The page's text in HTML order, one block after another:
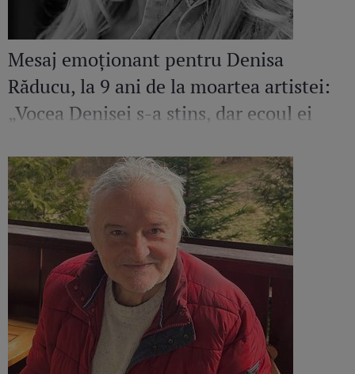
Mesaj emoționant pentru Denisa
Răducu, la 9 ani de la moartea artistei:
„Vocea Denisei s-a stins, dar ecoul ei